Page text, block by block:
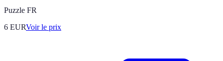
Puzzle FR
6 EURVoir le prix